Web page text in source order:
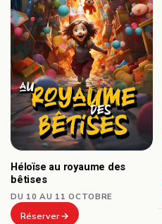
Héloïse au royaume des
bêtises
DU 10 AU 11 OCTOBRE
Réserver